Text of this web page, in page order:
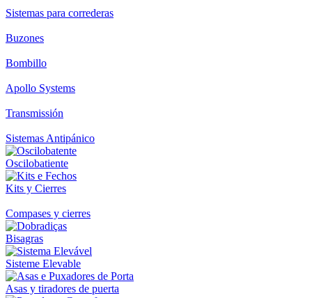
Sistemas para correderas
Buzones
Bombillo
Apollo Systems
Transmissión
Sistemas Antipánico
Oscilobatiente
Kits y Cierres
Compases y cierres
Bisagras
Sisteme Elevable
Asas y tiradores de puerta